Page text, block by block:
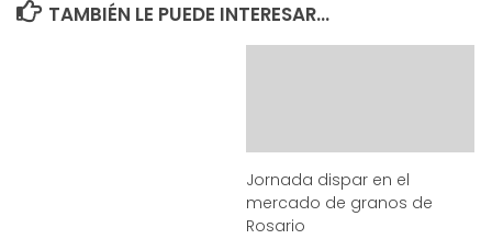
TAMBIÉN LE PUEDE INTERESAR...
Jornada dispar en el
mercado de granos de
Rosario